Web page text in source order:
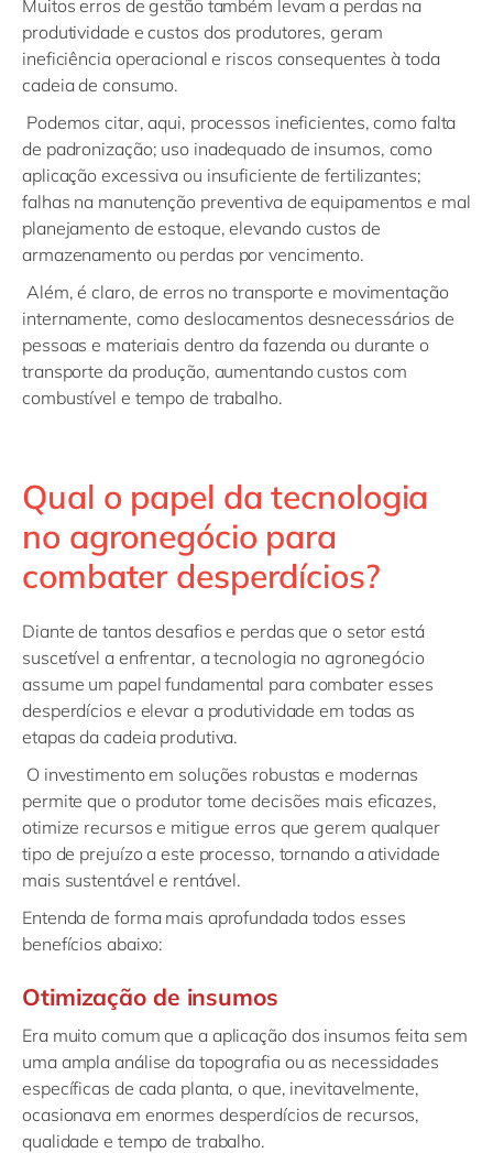
Muitos erros de gestão também levam a perdas na
produtividade e custos dos produtores, geram
ineficiência operacional e riscos consequentes à toda
cadeia de consumo.
Podemos citar, aqui, processos ineficientes, como falta
de padronização; uso inadequado de insumos, como
aplicação excessiva ou insuficiente de fertilizantes;
falhas na manutenção preventiva de equipamentos e mal
planejamento de estoque, elevando custos de
armazenamento ou perdas por vencimento.
Além, é claro, de erros no transporte e movimentação
internamente, como deslocamentos desnecessários de
pessoas e materiais dentro da fazenda ou durante o
transporte da produção, aumentando custos com
combustível e tempo de trabalho.
Qual o papel da tecnologia
no agronegócio para
combater desperdícios?
Diante de tantos desafios e perdas que o setor está
suscetível a enfrentar, a tecnologia no agronegócio
assume um papel fundamental para combater esses
desperdícios e elevar a produtividade em todas as
etapas da cadeia produtiva.
O investimento em soluções robustas e modernas
permite que o produtor tome decisões mais eficazes,
otimize recursos e mitigue erros que gerem qualquer
tipo de prejuízo a este processo, tornando a atividade
mais sustentável e rentável.
Entenda de forma mais aprofundada todos esses
benefícios abaixo:
Otimização de insumos
Era muito comum que a aplicação dos insumos feita sem
uma ampla análise da topografia ou as necessidades
específicas de cada planta, o que, inevitavelmente,
ocasionava em enormes desperdícios de recursos,
qualidade e tempo de trabalho.